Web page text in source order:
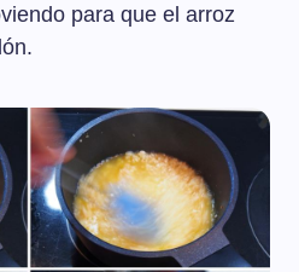
para que el arroz